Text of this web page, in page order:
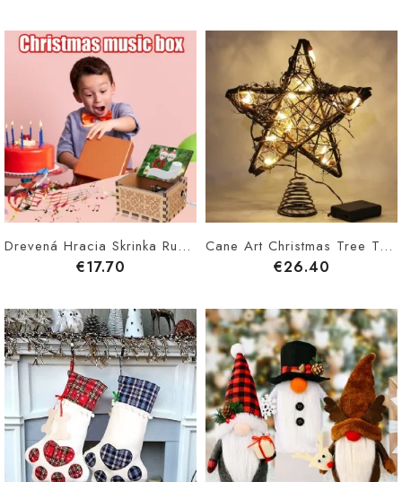
Drevená Hracia Skrinka Ručne Kľukatá Kreatívna Maľovaná Veselé Vianoce
€17.70
Cane Art Christmas Tree Top Star Vianočné Ozdoby Vianočný Strom Top So Svetlami
€26.40